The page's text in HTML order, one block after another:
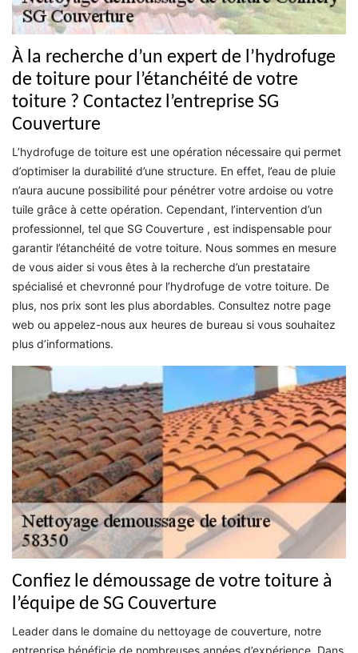
À la recherche d’un expert de l’hydrofuge
de toiture pour l’étanchéité de votre
toiture ? Contactez l’entreprise SG
Couverture
L’hydrofuge de toiture est une opération nécessaire qui permet
d’optimiser la durabilité d’une structure. En effet, l’eau de pluie
n’aura aucune possibilité pour pénétrer votre ardoise ou votre
tuile grâce à cette opération. Cependant, l’intervention d’un
professionnel, tel que SG Couverture , est indispensable pour
garantir l’étanchéité de votre toiture. Nous sommes en mesure
de vous aider si vous êtes à la recherche d’un prestataire
spécialisé et chevronné pour l’hydrofuge de votre toiture. De
plus, nos prix sont les plus abordables. Consultez notre page
web ou appelez-nous aux heures de bureau si vous souhaitez
plus d’informations.
Confiez le démoussage de votre toiture à
l’équipe de SG Couverture
Leader dans le domaine du nettoyage de couverture, notre
entreprise bénéficie de nombreuses années d’expérience. Dans